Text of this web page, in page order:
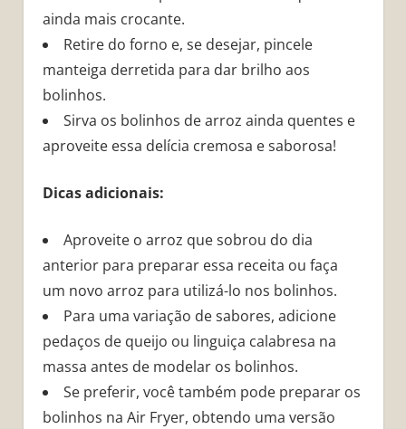
ainda mais crocante.
Retire do forno e, se desejar, pincele
manteiga derretida para dar brilho aos
bolinhos.
Sirva os bolinhos de arroz ainda quentes e
aproveite essa delícia cremosa e saborosa!
Dicas adicionais:
Aproveite o arroz que sobrou do dia
anterior para preparar essa receita ou faça
um novo arroz para utilizá-lo nos bolinhos.
Para uma variação de sabores, adicione
pedaços de queijo ou linguiça calabresa na
massa antes de modelar os bolinhos.
Se preferir, você também pode preparar os
bolinhos na Air Fryer, obtendo uma versão